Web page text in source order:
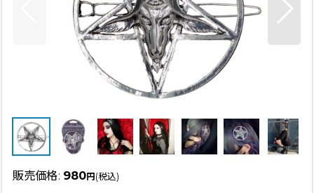
販売価格: 980円 (税込)